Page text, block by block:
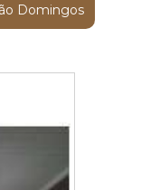
Domingos